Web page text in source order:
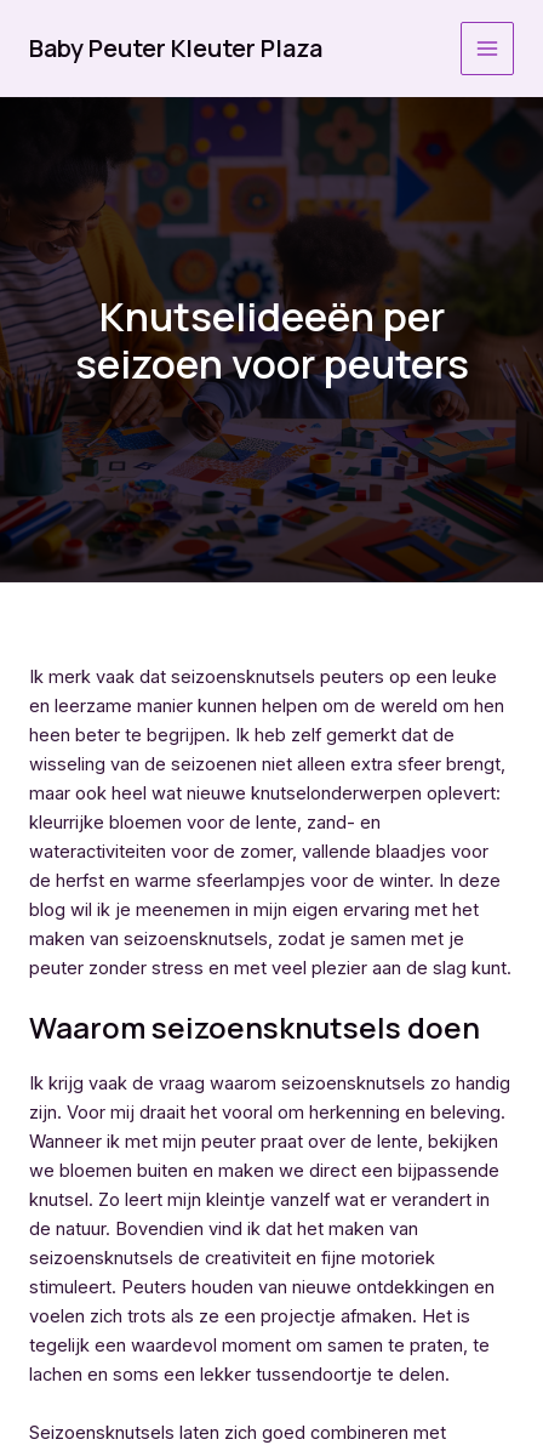
naar
inhoud
Baby Peuter Kleuter Plaza
Knutselideeën per
seizoen voor peuters
Ik merk vaak dat seizoensknutsels peuters op een leuke
en leerzame manier kunnen helpen om de wereld om hen
heen beter te begrijpen. Ik heb zelf gemerkt dat de
wisseling van de seizoenen niet alleen extra sfeer brengt,
maar ook heel wat nieuwe knutselonderwerpen oplevert:
kleurrijke bloemen voor de lente, zand- en
wateractiviteiten voor de zomer, vallende blaadjes voor
de herfst en warme sfeerlampjes voor de winter. In deze
blog wil ik je meenemen in mijn eigen ervaring met het
maken van seizoensknutsels, zodat je samen met je
peuter zonder stress en met veel plezier aan de slag kunt.
Waarom seizoensknutsels doen
Ik krijg vaak de vraag waarom seizoensknutsels zo handig
zijn. Voor mij draait het vooral om herkenning en beleving.
Wanneer ik met mijn peuter praat over de lente, bekijken
we bloemen buiten en maken we direct een bijpassende
knutsel. Zo leert mijn kleintje vanzelf wat er verandert in
de natuur. Bovendien vind ik dat het maken van
seizoensknutsels de creativiteit en fijne motoriek
stimuleert. Peuters houden van nieuwe ontdekkingen en
voelen zich trots als ze een projectje afmaken. Het is
tegelijk een waardevol moment om samen te praten, te
lachen en soms een lekker tussendoortje te delen.
Seizoensknutsels laten zich goed combineren met